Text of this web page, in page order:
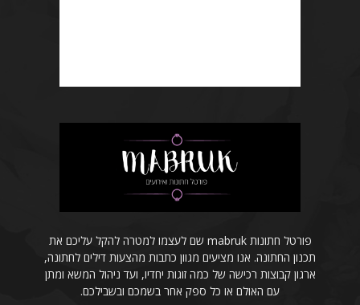
פורטל חתונות mabruk שם לעצמו למטרה להקל עליכם את
תכנון החתונה. אנו מציעים מגוון כתבות מהצעות דילים לחתונה,
ארגון קבוצות רכישה של כמה זוגות יחדיו, ועד ניהול המשא ומתן
עם האולם או כל ספק אחר בשמכם ובשבילכם.